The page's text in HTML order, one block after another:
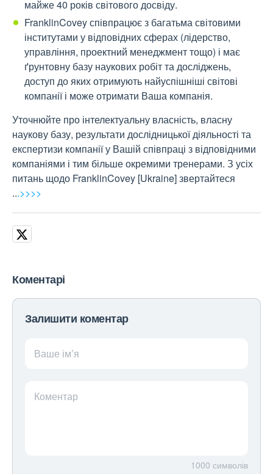
майже 40 років світового досвіду.
FranklinCovey співпрацює з багатьма світовими
інститутами у відповідних сферах (лідерство,
управління, проектний менеджмент тощо) і має
ґрунтовну базу наукових робіт та досліджень,
доступ до яких отримують найуспішніші світові
компанії і може отримати Ваша компанія.
Уточнюйте про інтелектуальну власність, власну
наукову базу, результати дослідницької діяльності та
експертизи компанії у Вашій співпраці з відповідними
компаніями і тим більше окремими тренерами. З усіх
питань щодо FranklinCovey [Ukraine] звертайтеся
...>>>>
Коментарі
Залишити коментар
Ваше ім’я
Коментар
1000 символів